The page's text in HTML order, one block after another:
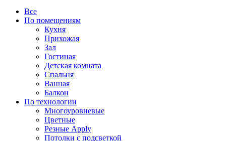
Все
По помещениям
Кухня
Прихожая
Зал
Гостиная
Детская комната
Спальня
Ванная
Балкон
По технологии
Многоуровневые
Цветные
Резные Apply
Потолки с подсветкой